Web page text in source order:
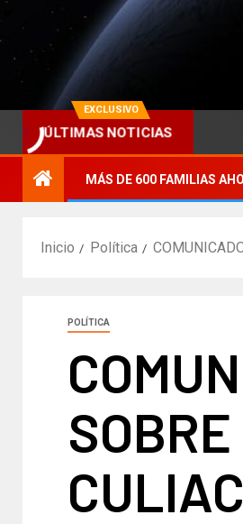
EXCLUSIVO
ÚLTIMAS NOTICIAS
agrícola.
MÁS DE 600 FAMILIAS
Inicio Política
POLÍTICA